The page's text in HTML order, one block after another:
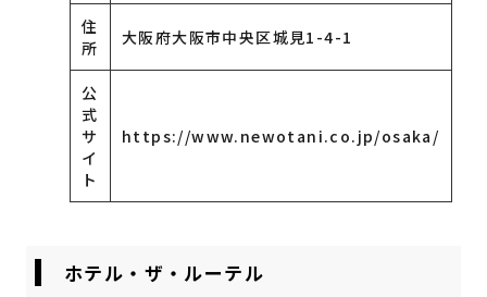
住
所
大阪府大阪市中央区城見1-4-1
公
式
サ
イ
ト
https://www.newotani.co.jp/osaka/
ホテル・ザ・ルーテル